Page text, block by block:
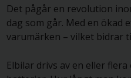
Det pågår en revolution
dag som går. Med en
varumärken – vilket bidrar
Elbilar drivs av en eller